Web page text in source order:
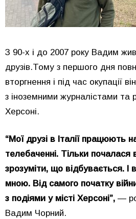
З 90-х і до 2007 року Вадим
друзів.Тому з першого дня
вторгнення і під час окупації
з іноземними журналістами та
Херсоні.
“Мої друзі в Італії працюють
телебаченні. Тільки почалася
зрозуміти, що відбувається. І
мною. Від самого початку
з подіями у місті Херсоні”, —
Вадим Чорний.